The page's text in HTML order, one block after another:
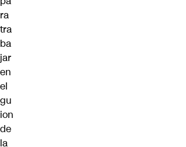
ra
tra
ba
jar
en
el
gu
ion
de
la